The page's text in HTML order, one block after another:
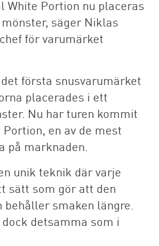
White Portion nu placeras
säger Niklas
för varumärket
första snusvarumärket
placerades i ett
Nu har turen kommit
en av de mest
på marknaden.
unik teknik där varje
sätt som gör att den
smaken längre.
detsamma som i